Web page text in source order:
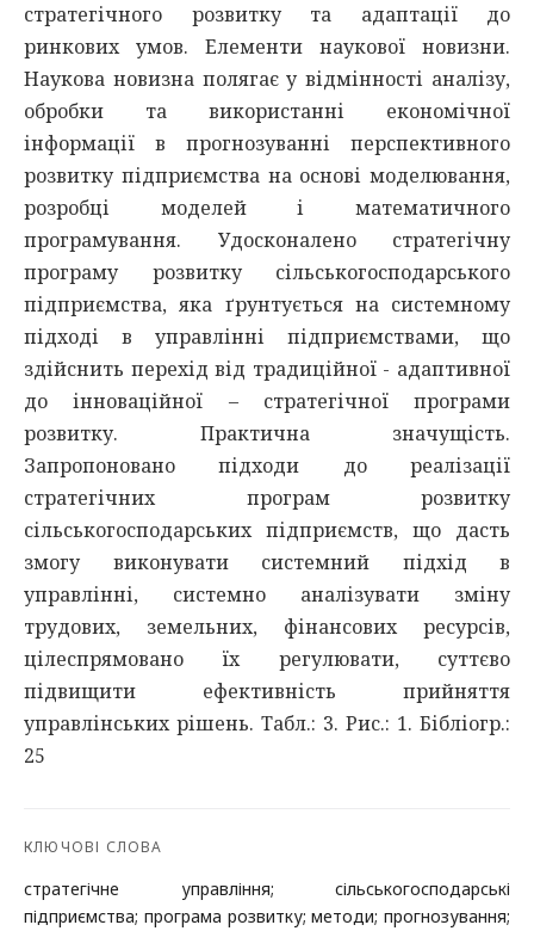
стратегічного розвитку та адаптації до
ринкових умов. Елементи наукової новизни.
Наукова новизна полягає у відмінності аналізу,
обробки та використанні економічної
інформації в прогнозуванні перспективного
розвитку підприємства на основі моделювання,
розробці моделей і математичного
програмування. Удосконалено стратегічну
програму розвитку сільськогосподарського
підприємства, яка ґрунтується на системному
підході в управлінні підприємствами, що
здійснить перехід від традиційної - адаптивної
до інноваційної – стратегічної програми
розвитку. Практична значущість.
Запропоновано підходи до реалізації
стратегічних програм розвитку
сільськогосподарських підприємств, що дасть
змогу виконувати системний підхід в
управлінні, системно аналізувати зміну
трудових, земельних, фінансових ресурсів,
цілеспрямовано їх регулювати, суттєво
підвищити ефективність прийняття
управлінських рішень. Табл.: 3. Рис.: 1. Бібліогр.:
25
КЛЮЧОВІ СЛОВА
стратегічне управління; сільськогосподарські
підприємства; програма розвитку; методи; прогнозування;